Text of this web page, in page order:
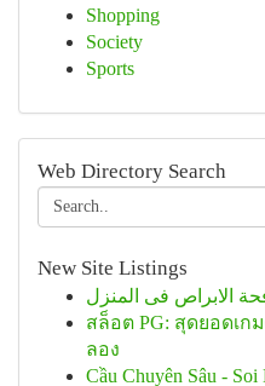
Shopping
Society
Sports
Web Directory Search
New Site Listings
الابراص فى المنزل
สล็อต PG: สุดยอดเ
ลอง
Cầu Chuyên Sâu -